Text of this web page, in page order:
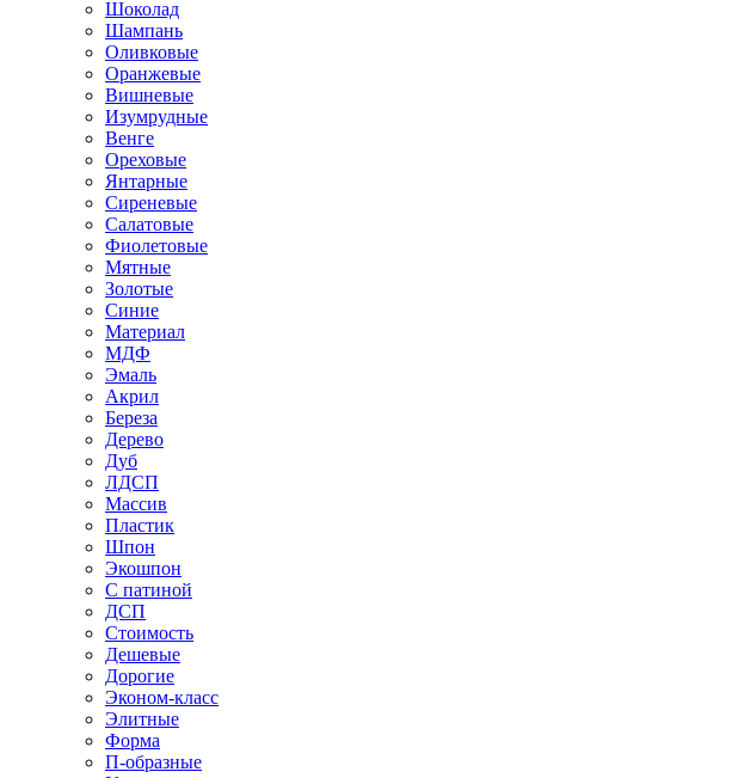
Шоколад
Шампань
Оливковые
Оранжевые
Вишневые
Изумрудные
Венге
Ореховые
Янтарные
Сиреневые
Салатовые
Фиолетовые
Мятные
Золотые
Синие
Материал
МДФ
Эмаль
Акрил
Береза
Дерево
Дуб
ЛДСП
Массив
Пластик
Шпон
Экошпон
С патиной
ДСП
Стоимость
Дешевые
Дорогие
Эконом-класс
Элитные
Форма
П-образные